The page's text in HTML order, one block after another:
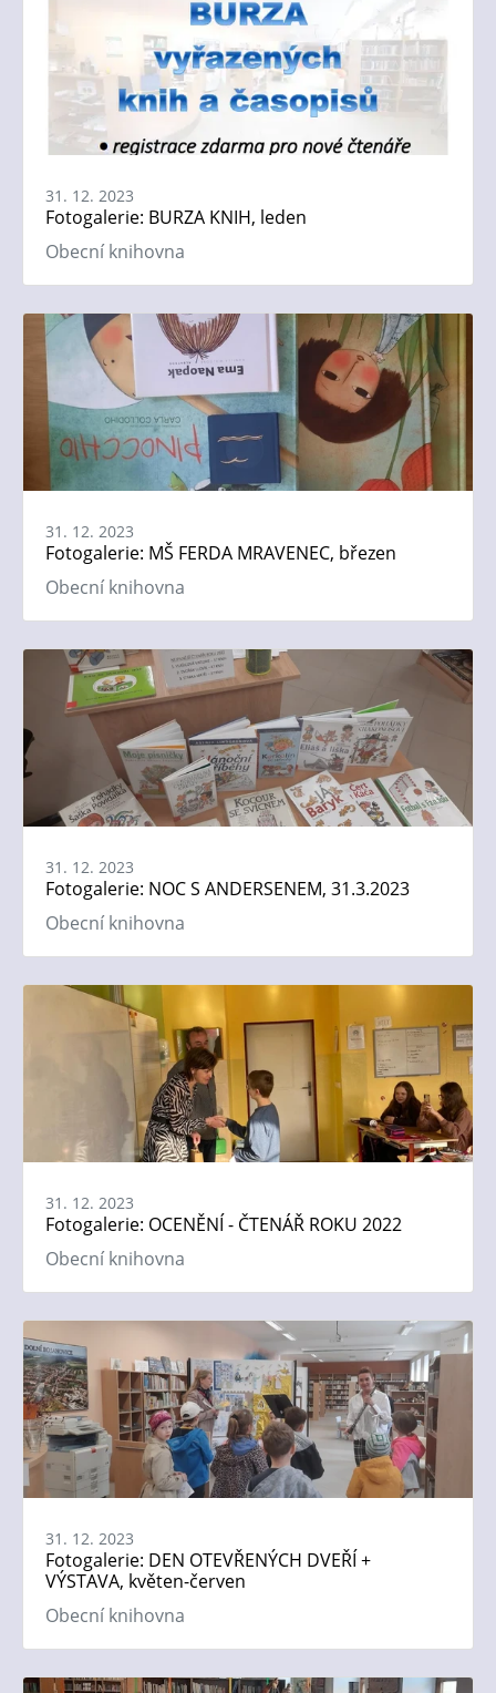
31. 12. 2023
Fotogalerie: BURZA KNIH, leden
Obecní knihovna
31. 12. 2023
Fotogalerie: MŠ FERDA MRAVENEC, březen
Obecní knihovna
31. 12. 2023
Fotogalerie: NOC S ANDERSENEM, 31.3.2023
Obecní knihovna
31. 12. 2023
Fotogalerie: OCENĚNÍ - ČTENÁŘ ROKU 2022
Obecní knihovna
31. 12. 2023
Fotogalerie: DEN OTEVŘENÝCH DVEŘÍ +
VÝSTAVA, květen-červen
Obecní knihovna